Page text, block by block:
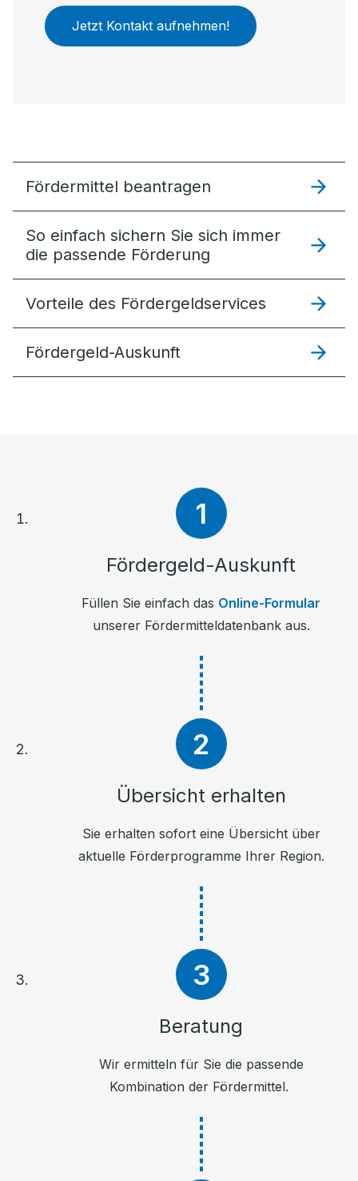
Jetzt Kontakt aufnehmen!
Fördermittel beantragen
So einfach sichern Sie sich immer
die passende Förderung
Vorteile des Fördergeldservices
Fördergeld-Auskunft
Fördergeld-Auskunft
Füllen Sie einfach das Online-Formular
unserer Fördermitteldatenbank aus.
Übersicht erhalten
Sie erhalten sofort eine Übersicht über
aktuelle Förderprogramme Ihrer Region.
Beratung
Wir ermitteln für Sie die passende
Kombination der Fördermittel.